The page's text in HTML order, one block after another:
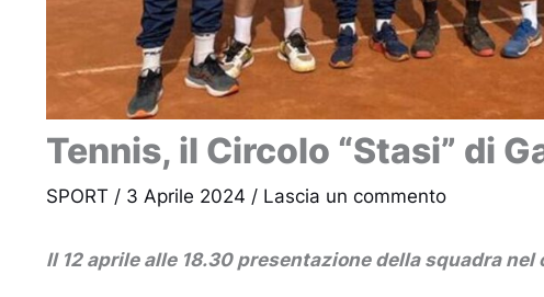
Tennis, il Circolo “Stasi” di
SPORT / 3 Aprile 2024 / Lascia un commento
Il 12 aprile alle 18.30 presentazione della squadra